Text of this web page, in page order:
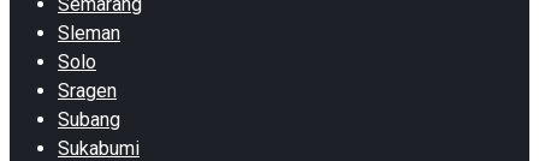
Sleman
Solo
Sragen
Subang
Sukabumi